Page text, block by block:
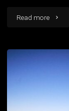
Read more "ウ